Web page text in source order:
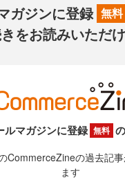
ガジンに登録 無料
をお読みいただ
ルマガジンに登録 無料
CommerceZineの過去記
ます